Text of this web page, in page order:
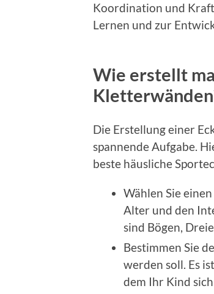
Koordination und
Lernen und zur
Wie erstellt
Die Erstellung einer
spannende Aufgabe.
beste häusliche
Wählen Sie
Alter und den
sind Bögen,
Bestimmen Sie
werden soll. Es
dem Ihr Kind